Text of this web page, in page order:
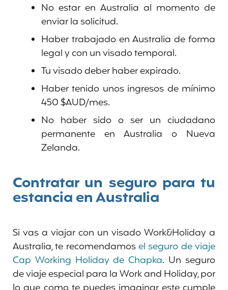
No estar en Australia al momento de
enviar la solicitud.
Haber trabajado en Australia de forma
legal y con un visado temporal.
Tu visado deber haber expirado.
Haber tenido unos ingresos de mínimo
450 $AUD/mes.
No haber sido o ser un ciudadano
permanente en Australia o Nueva
Zelanda.
Contratar un seguro para tu
estancia en Australia
Si vas a viajar con un visado Work&Holiday a
Australia, te recomendamosel seguro de viaje
Cap Working Holiday de Chapka. Un seguro
de viaje especial para la Work and Holiday, por